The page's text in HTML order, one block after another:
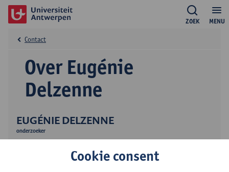
MENU
ZOEK
EUGÉNIE DELZENNE
onderzoeker
Over Eugénie
Delzenne
Contact
Cookie consent